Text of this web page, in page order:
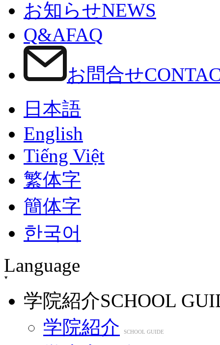
お知らせNEWS
Q&AFAQ
お問合せ
日本語
English
Tiếng Việt
繁体字
簡体字
한국어
Language
学院紹介SCHOOL
学院紹介
SCHOOL GUIDE